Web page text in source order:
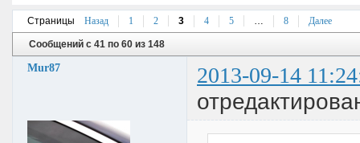
Страницы Назад 1 2 3 4 5 … 8 Далее
Сообщений с 41 по 60 из 148
Mur87 2013-09-14